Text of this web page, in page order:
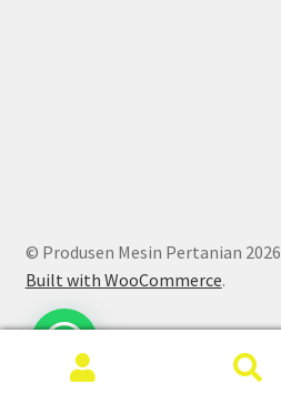
© Produsen Mesin Pertanian 2026
Built with WooCommerce.